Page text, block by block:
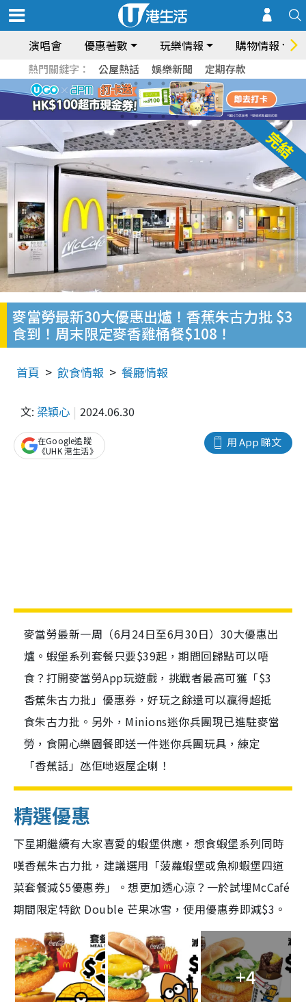
演唱會 優惠著數 玩樂情報 購物情報
熱門關鍵字： 公屋熱話 娛樂新聞 定期存款
麥當勞最新30大優惠出爐！香蕉朱古力批 $3
食到！周末限定麥香雞桶餐$108！
首頁 飲食情報 餐廳情報
文: 梁穎心 2024.06.30
用 App 睇文
在Google追蹤
《UHK 港生活》
麥當勞最新一周（6月24日至6月30日）30大優惠出
爐。蝦堡系列套餐只要$39起，期間回歸點可以唔
食？打開麥當勞App玩遊戲，挑戰者最高可獲「$3
香蕉朱古力批」優惠券，好玩之餘還可以贏得超抵
食朱古力批。另外，Minions迷你兵團現已進駐麥當
勞，食開心樂園餐即送一件迷你兵團玩具，練定
「香蕉話」氹佢哋返屋企喇！
精選優惠
下星期繼續有大家喜愛的蝦堡供應，想食蝦堡系列同時
嘆香蕉朱古力批，建議選用「菠蘿蝦堡或魚柳蝦堡四道
菜套餐減$5優惠券」。想更加透心涼？一於試埋McCafé
期間限定特飲 Double 芒果冰雪，使用優惠券即減$3。
+4